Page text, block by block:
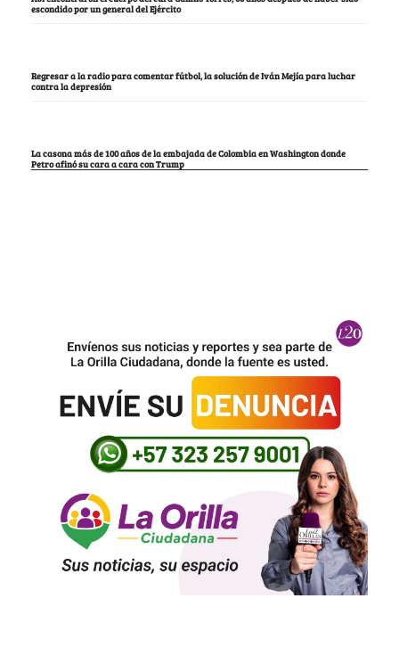
escondido por un general del Ejército
Regresar a la radio para comentar fútbol, la solución de Iván Mejía para luchar
contra la depresión
La casona más de 100 años de la embajada de Colombia en Washington donde
Petro afinó su cara a cara con Trump